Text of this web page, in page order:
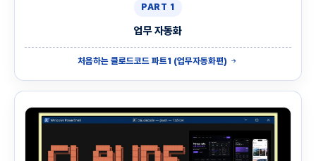
PART 1
업무 자동화
처음하는 클로드코드 파트1 (업무자동화편)